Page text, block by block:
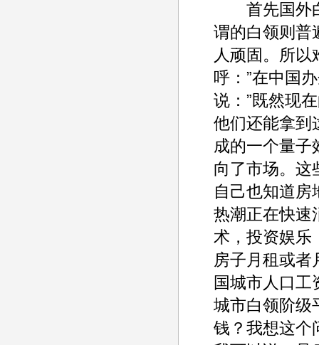
首先国外白
谓的白领则普
人顽固。所
呼：”在中国
说：”既然现
他们还能拿到
成的一个量子
向了市场。这
自己也知道房
热潮正在快速
术，投资娱乐
房子月租或者
国城市人口工
城市白领阶级
钱？我想这个